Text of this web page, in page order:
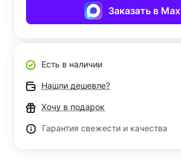
Заказать в Max
Есть в наличии
Нашли дешевле?
Хочу в подарок
Гарантия свежести и качества